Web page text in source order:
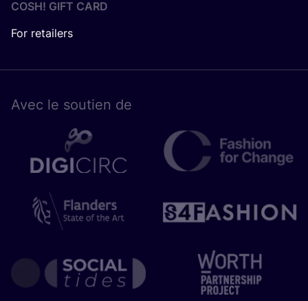
COSH! GIFT CARD
For retailers
Avec le sou­tien de